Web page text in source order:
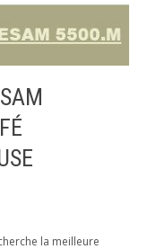
la meilleure